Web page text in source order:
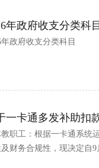
年政府收支分类科目
年政府收支分类科目
一卡通多发补助扣
职工：根据一卡通系统
财务合规性，现决定自